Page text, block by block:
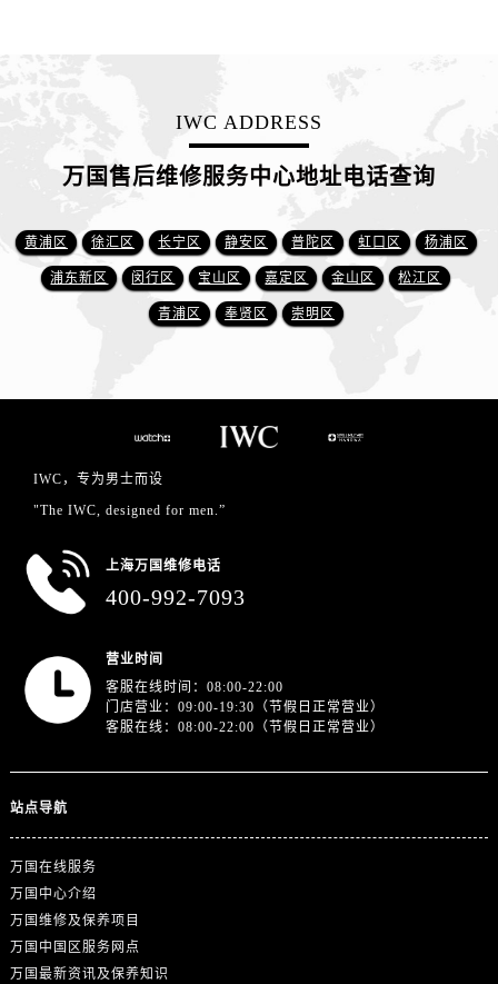
IWC ADDRESS
万国售后维修服务中心地址电话查询
黄浦区 徐汇区 长宁区 静安区 普陀区 虹口区 杨浦区
浦东新区 闵行区 宝山区 嘉定区 金山区 松江区
青浦区 奉贤区 崇明区
IWC，专为男士而设
"The IWC, designed for men.”
上海万国维修电话
400-992-7093
营业时间
客服在线时间：08:00-22:00
门店营业：09:00-19:30（节假日正常营业）
客服在线：08:00-22:00（节假日正常营业）
站点导航
万国在线服务
万国中心介绍
万国维修及保养项目
万国中国区服务网点
万国最新资讯及保养知识